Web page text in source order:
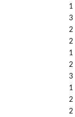
1
3
2
2
1
2
3
1
2
2